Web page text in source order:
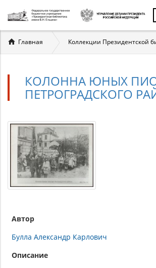
Вы
здесь
Главная Коллекции Президентской
КОЛОННА ЮНЫХ
ПЕТРОГРАДСКОГО
Автор
Булла Александр Карлович
Описание